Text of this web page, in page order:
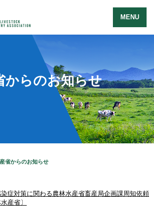
MENU
からのお知らせ
省からのお知らせ
症対策に関わる農林水産省畜産局企画課周知依頼
産省〕